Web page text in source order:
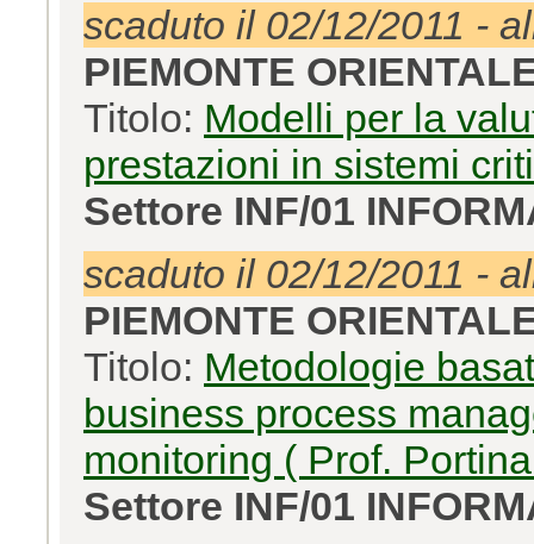
scaduto il 02/12/2011 -
PIEMONTE
Titolo: Modelli per la
prestazioni in sistemi
Settore INF/01
scaduto il 02/12/2011 -
PIEMONTE
Titolo: Metodologie
business process
monitoring ( Prof.
Settore INF/01